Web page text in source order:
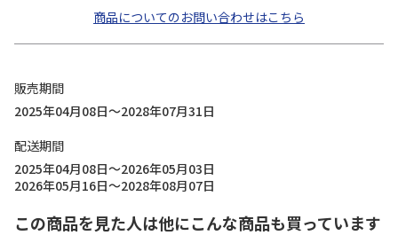
商品についてのお問い合わせはこちら
販売期間
2025年04月08日～2028年07月31日
配送期間
2025年04月08日～2026年05月03日
2026年05月16日～2028年08月07日
この商品を見た人は他にこんな商品も買っています